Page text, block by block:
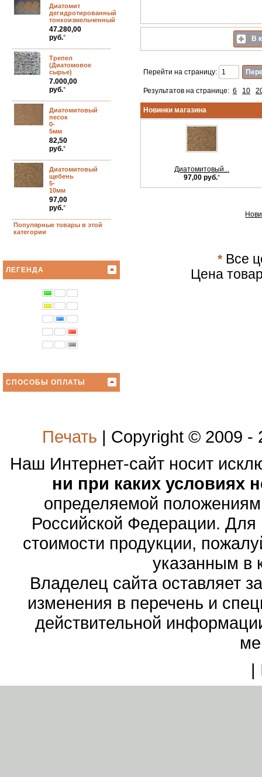
Диатомит
дегидротированный
тонкоизмельченный
47.280,00
руб.*
Трепел
(Диатомовое
сырье)
7.000,00
руб.*
Диатомитовый
песок
0-
5мм
82,50
руб.*
Диатомитовый
щебень
5-
10мм
97,00
руб.*
Популярные товары в этой
категории
ЛЕГЕНДА
СПОСОБЫ ОПЛАТЫ
В
Перейти на страницу:
Результатов на странице: 6 10
Новинки магазина
Диатомитовый...
97,00 руб.*
* Все
Цена
Печать | Copyright © 2009 -
Наш Интернет-сайт носит
ни при каких условиях
определяемой
Российской Федерации.
стоимости продукции,
указанным в
Владелец сайта оставляет
изменения в перечень и
действительной
|